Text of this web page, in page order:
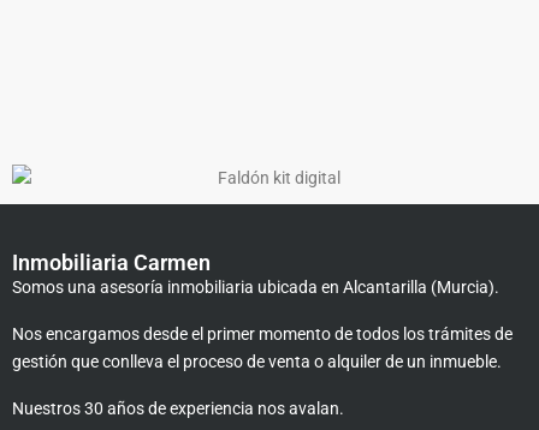
Inmobiliaria Carmen
Somos una asesoría inmobiliaria ubicada en Alcantarilla (Murcia).
Nos encargamos desde el primer momento de todos los trámites de
gestión que conlleva el proceso de venta o alquiler de un inmueble.
Nuestros 30 años de experiencia nos avalan.